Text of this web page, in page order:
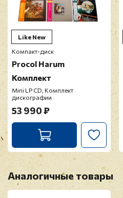
Like New
Компакт-диск
Procol Harum
Комплект
Mini LP CD, Комплект
дискографии
53 990 ₽
Аналогичные товары